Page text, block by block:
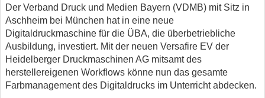
Der Verband Druck und Medien Bayern (VDMB) mit Sitz in
Aschheim bei München hat in eine neue
Digitaldruckmaschine für die ÜBA, die überbetriebliche
Ausbildung, investiert. Mit der neuen Versafire EV der
Heidelberger Druckmaschinen AG mitsamt des
herstellereigenen Workflows könne nun das gesamte
Farbmanagement des Digitaldrucks im Unterricht abdecken.